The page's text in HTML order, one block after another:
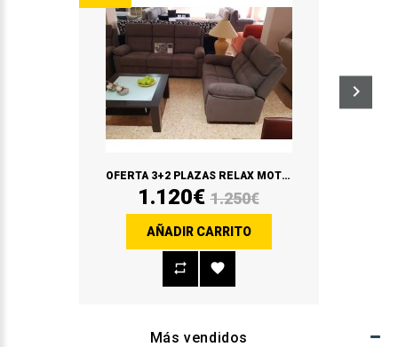
OFERTA 3+2 PLAZAS RELAX MOTORIZADO 3 PLAZAS / FIJO 2 PLAZAS
1.120€ 1.250€
AÑADIR CARRITO
Más vendidos